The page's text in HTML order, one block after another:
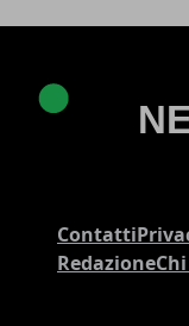
Contatti
Redazione